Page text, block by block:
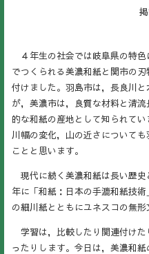
４年生の社会では岐阜県の特
でつくられる美濃和紙と関市の
付けました。羽島市は，長良川
が， 美濃市は，良質な材料と清
的な和紙の産地として知られて
川幅の変化，山の近さについて
ことと思います。
現代に続く美濃和紙は長い歴史
年に「和紙：日本の手漉和紙技
の細川紙とともにユネスコの無形
学習は，比較したり関連付け
ったりします。今日は，美濃和